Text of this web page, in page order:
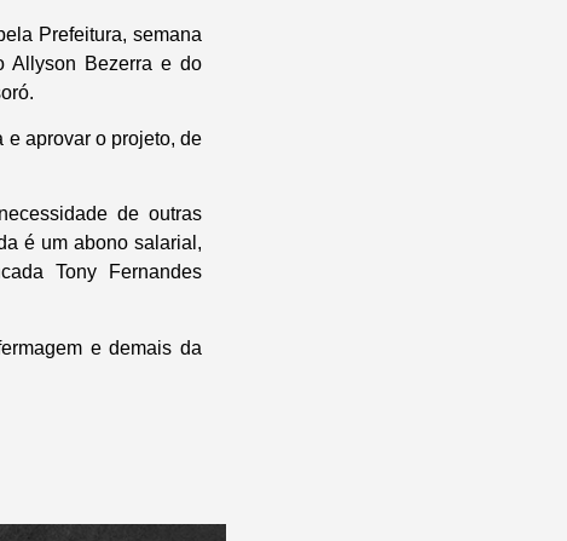
Prefeitura, semana
Allyson Bezerra e do
e aprovar o projeto, de
de outras
é um abono salarial,
Tony Fernandes
e demais da